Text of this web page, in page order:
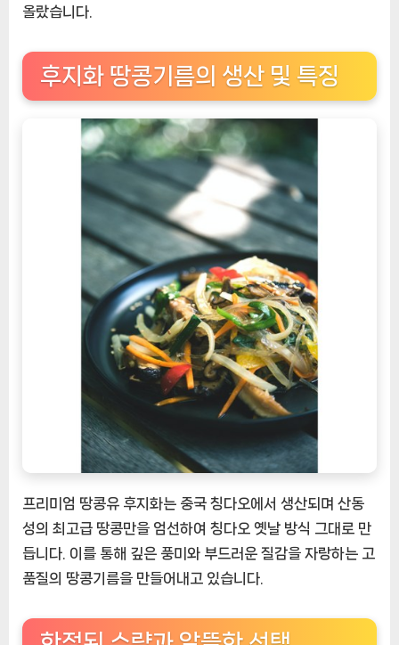
올랐습니다.
후지화 땅콩기름의 생산 및 특징
프리미엄 땅콩유 후지화는 중국 칭다오에서 생산되며 산동
성의 최고급 땅콩만을 엄선하여 칭다오 옛날 방식 그대로 만
듭니다. 이를 통해 깊은 풍미와 부드러운 질감을 자랑하는 고
품질의 땅콩기름을 만들어내고 있습니다.